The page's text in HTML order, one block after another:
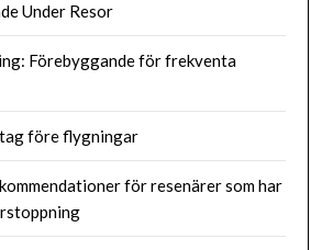
Under Resor
Förebyggande för frekventa
före flygningar
för resenärer som har